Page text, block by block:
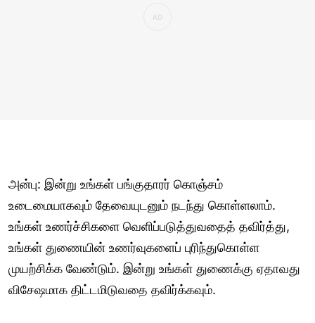
அன்பு: இன்று உங்கள் பங்குதாரர் கொஞ்சம்
உடைமையாகவும் தேவையுடனும் நடந்து கொள்ளலாம்.
உங்கள் உணர்ச்சிகளை வெளிப்படுத்துவதைத் தவிர்த்து,
உங்கள் துணையின் உணர்வுகளைப் புரிந்துகொள்ள
முயற்சிக்க வேண்டும். இன்று உங்கள் துணைக்கு ஏதாவது
விசேஷமாக திட்டமிடுவதை தவிர்க்கவும்.